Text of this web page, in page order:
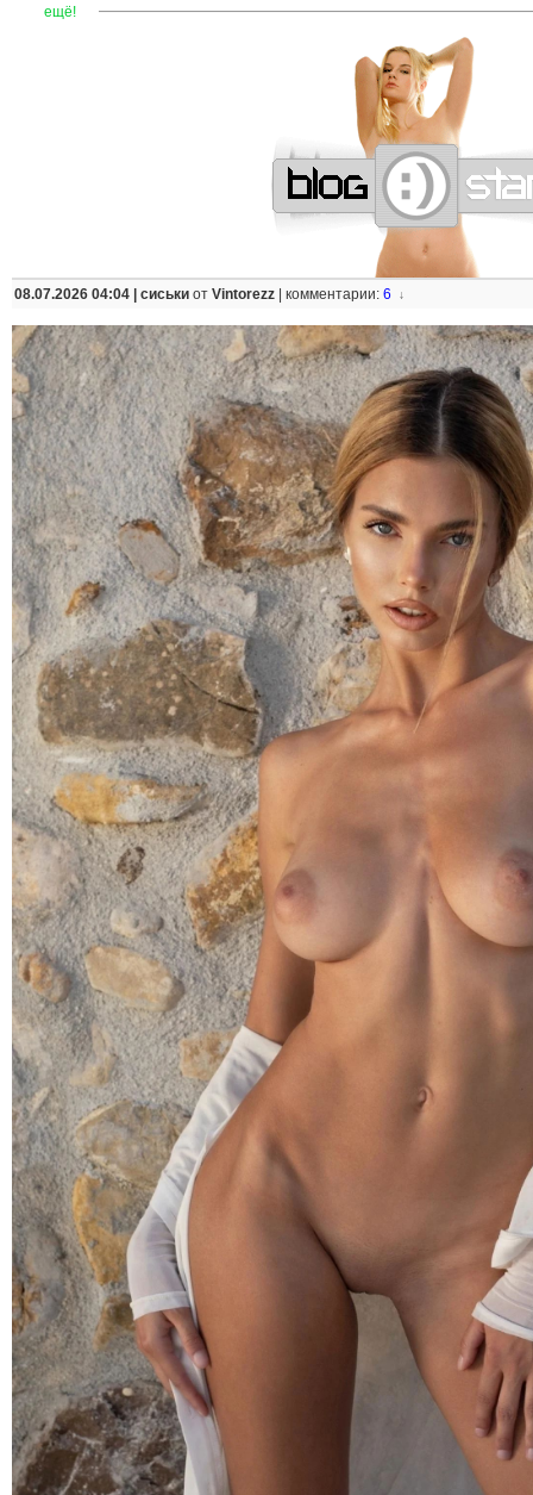
ещё! ——————————————————————
08.07.2026 04:04 | сиськи от Vintorezz комментарии: 6 ↓